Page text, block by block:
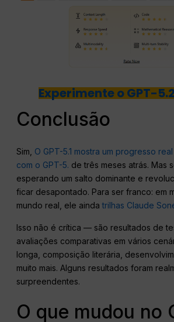
Experimente o GPT-
Conclusão
Sim, O GPT-5.1 mostra um progresso
com o GPT-5. de três meses atrás. Mas
esperando um salto dominante e
ficar desapontado. Para ser franco: em
mundo real, ele aindatrilhas Claude
Isso não é crítica — são resultados de
avaliações comparativas em vários
longa, composição literária,
muito mais. Alguns resultados foram
surpreendentes.
O que mudou no